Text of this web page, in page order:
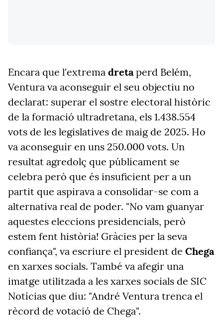
Encara que l'extrema dretaperd Belém,
Ventura va aconseguir el seu objectiu no
declarat: superar el sostre electoral històric
de la formació ultradretana, els 1.438.554
vots de les legislatives de maig de 2025. Ho
va aconseguir en uns 250.000 vots. Un
resultat agredolç que públicament se
celebra però que és insuficient per a un
partit que aspirava a consolidar-se com a
alternativa real de poder. "No vam guanyar
aquestes eleccions presidencials, però
estem fent història! Gràcies per la seva
confiança", va escriure el president de Chega
en xarxes socials. També va afegir una
imatge utilitzada a les xarxes socials de SIC
Notícias que diu: "André Ventura trenca el
rècord de votació de Chega".